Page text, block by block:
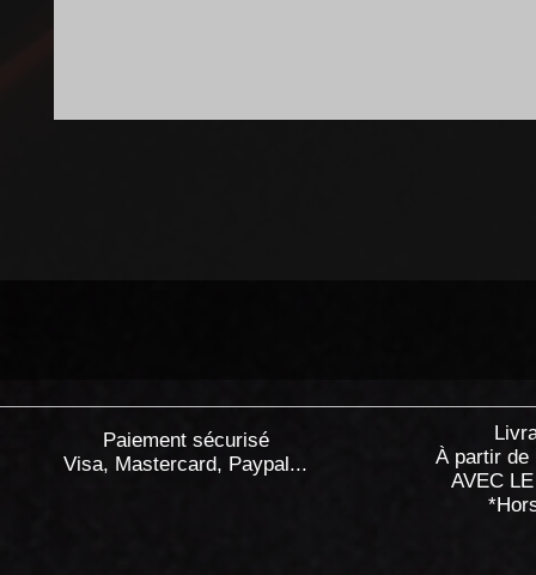
Paiement sécurisé
Visa, Mastercard, Paypal...
À partir de
AVEC